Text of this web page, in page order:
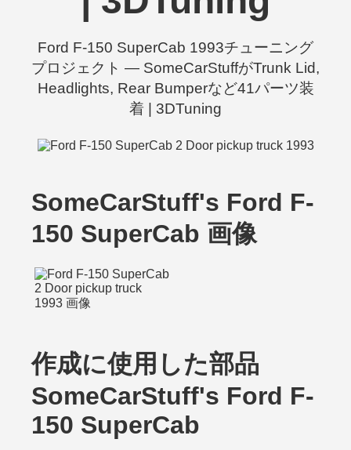
Ford F-150 SuperCab 1993チューニング
プロジェクト — SomeCarStuffがTrunk Lid,
Headlights, Rear Bumperなど41パーツ装
着 | 3DTuning
SomeCarStuff's Ford F-
150 SuperCab 画像
作成に使用した部品
SomeCarStuff's Ford F-
150 SuperCab